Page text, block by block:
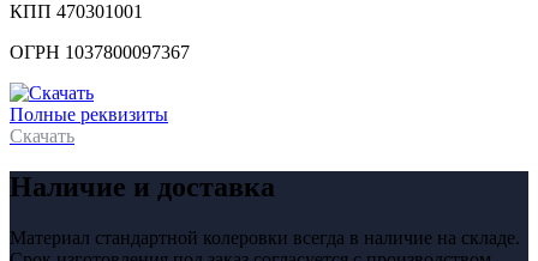
КПП 470301001
ОГРН 1037800097367
Полные реквизиты
Скачать
Наличие и доставка
Материал стандартной колеровки всегда в наличие на складе.